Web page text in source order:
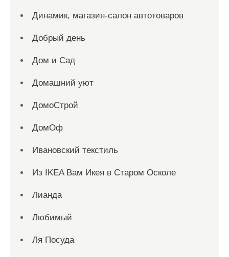
Динамик, магазин-салон автотоваров
Добрый день
Дом и Сад
Домашний уют
ДомоСтрой
ДомОф
Ивановский текстиль
Из IKEA Вам Икея в Старом Осколе
Лианда
Любимый
Ля Посуда